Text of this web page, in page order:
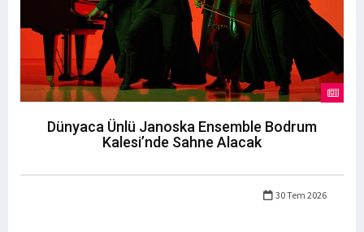
Dünyaca Ünlü Janoska Ensemble Bodrum
Kalesi’nde Sahne Alacak
30 Tem 2026